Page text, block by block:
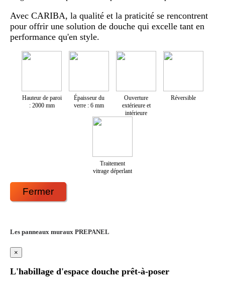
Avec CARIBA, la qualité et la praticité se rencontrent
pour offrir une solution de douche qui excelle tant en
performance qu'en style.
Hauteur de paroi
: 2000 mm
Épaisseur du
verre : 6 mm
Ouverture
extérieure et
intérieure
Réversible
Traitement
vitrage déperlant
Fermer
Les panneaux muraux PREPANEL
×
L'habillage d'espace douche prêt-à-poser